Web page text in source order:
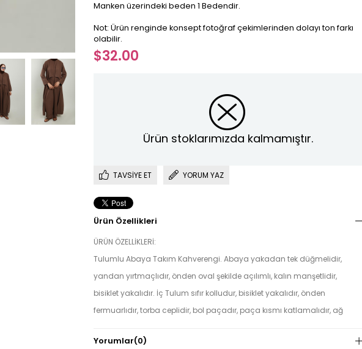
Manken üzerindeki beden 1 Bedendir.
Not: Ürün renginde konsept fotoğraf çekimlerinden dolayı ton farkı
olabilir.
$32.00
Ürün stoklarımızda kalmamıştır.
TAVSIYE ET YORUM YAZ
Ürün Özellikleri
ÜRÜN ÖZELLİKLERİ:
Tulumlu Abaya Takım Kahverengi. Abaya yakadan tek düğmelidir,
yandan yırtmaçlıdır, önden oval şekilde açılımlı, kalın manşetlidir,
bisiklet yakalıdır. İç Tulum sıfır kolludur, bisiklet yakalıdır, önden
fermuarlıdır, torba ceplidir, bol paçadır, paça kısmı katlamalıdır, ağ
olarak kullanılmıştır.
Yorumlar(0)